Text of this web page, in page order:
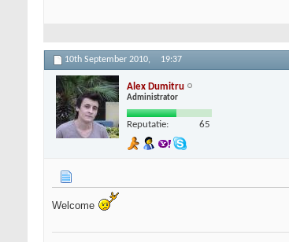
10th September 2010, 19:37
Alex Dumitru
Administrator
Reputatie: 65
Welcome